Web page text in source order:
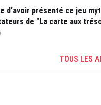
d'avoir présenté ce jeu
de "La carte aux
TOUS LES